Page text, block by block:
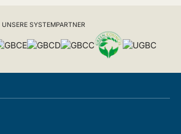
UNSERE SYSTEMPARTNER